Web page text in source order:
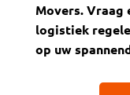
Movers. Vraag
logistiek
op uw